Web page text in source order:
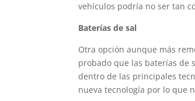
vehículos podría no ser tan
Baterías de sal
Otra opción aunque más
probado que las baterías de
dentro de las principales
nueva tecnología por lo que